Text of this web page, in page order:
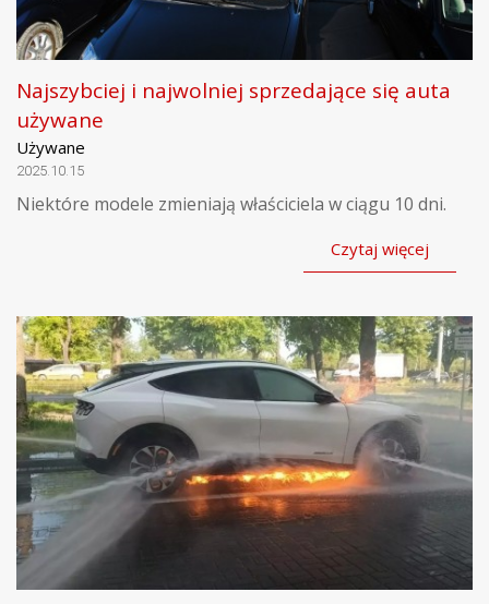
Najszybciej i najwolniej sprzedające się auta
używane
Używane
2025.10.15
Niektóre modele zmieniają właściciela w ciągu 10 dni.
Czytaj więcej